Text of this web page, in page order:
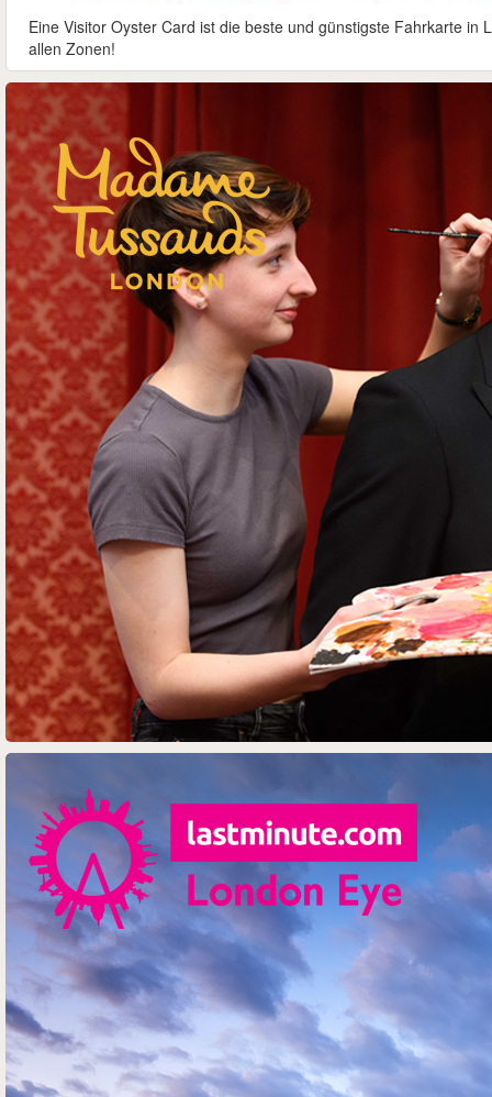
Eine Visitor Oyster Card ist die beste und günstigste Fahrkarte
allen Zonen!